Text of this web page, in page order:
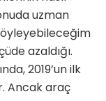
uzman
azaldığı.
2019’un ilk
Ancak araç